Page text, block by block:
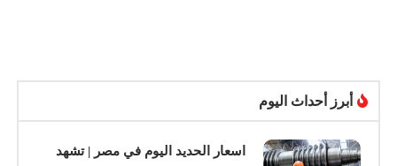
أبرز أحداث اليوم
اسعار الحديد اليوم في مصر | تشهد